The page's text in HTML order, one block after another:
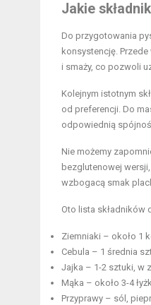
Jakie
Do przygotowania
konsystencję.
i smaży, co pozwoli
Kolejnym istotnym
od preferencji. Do
odpowiednią
Nie możemy
bezglutenowej
wzbogacą smak
Oto lista składników
Ziemniaki – około 1
Cebula – 1 średnia
Jajka – 1-2 sztuki, w
Mąka – około 3-4
Przyprawy – sól,